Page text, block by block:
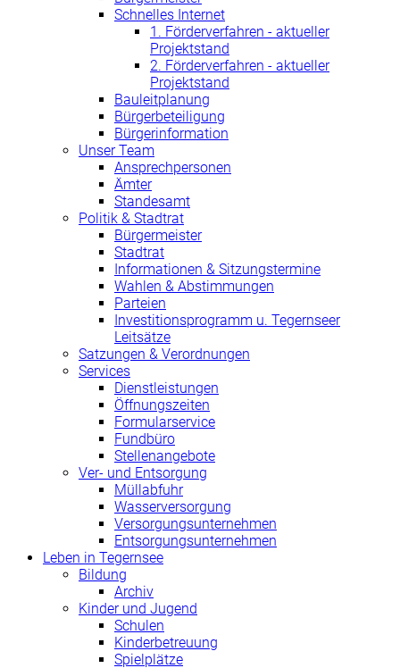
Schnelles Internet
1. Förderverfahren - aktueller
Projektstand
2. Förderverfahren - aktueller
Projektstand
Bauleitplanung
Bürgerbeteiligung
Bürgerinformation
Unser Team
Ansprechpersonen
Ämter
Standesamt
Politik & Stadtrat
Bürgermeister
Stadtrat
Informationen & Sitzungstermine
Wahlen & Abstimmungen
Parteien
Investitionsprogramm u. Tegernseer
Leitsätze
Satzungen & Verordnungen
Services
Dienstleistungen
Öffnungszeiten
Formularservice
Fundbüro
Stellenangebote
Ver- und Entsorgung
Müllabfuhr
Wasserversorgung
Versorgungsunternehmen
Entsorgungsunternehmen
Leben in Tegernsee
Bildung
Archiv
Kinder und Jugend
Schulen
Kinderbetreuung
Spielplätze